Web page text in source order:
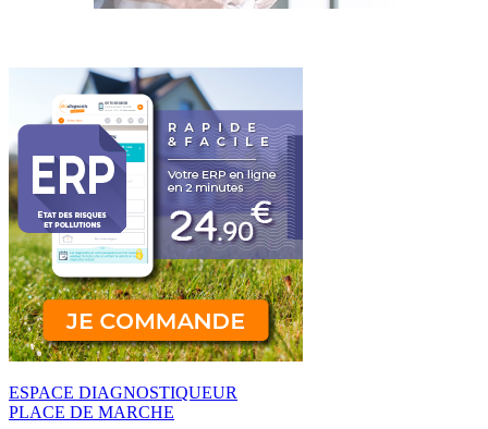
ESPACE DIAGNOSTIQUEUR
PLACE DE MARCHE